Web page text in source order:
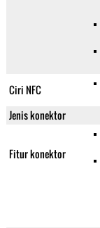
Ciri NFC
Jenis konektor
Fitur konektor